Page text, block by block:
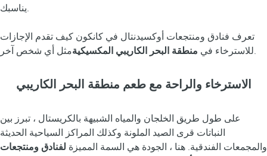
يناسبك.
تعرف فنادق ومنتجعات أوكسيدنتال في كانكون كيف تقدم الإجازات
للاسترخاء في منطقة البحر الكاريبي المكسيكية مثل أي شخص آخر.
الاسترخاء والراحة مع طعم منطقة البحر الكاريبي
على طول طريق الخلجان والمياه الشبيهة بالكريستال ، تبرز بين
النباتات قرى الصيد الملونة وكذلك المراكز السياحية الحديثة
والمجمعات الفندقية. هنا ، الجودة هي السمة المميزة لفنادق ومنتجعات